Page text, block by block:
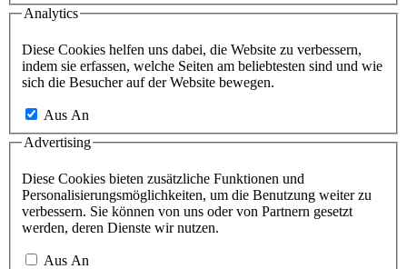
Analytics
Diese Cookies helfen uns dabei, die Website zu verbessern,
indem sie erfassen, welche Seiten am beliebtesten sind und wie
sich die Besucher auf der Website bewegen.
Aus An
Advertising
Diese Cookies bieten zusätzliche Funktionen und
Personalisierungsmöglichkeiten, um die Benutzung weiter zu
verbessern. Sie können von uns oder von Partnern gesetzt
werden, deren Dienste wir nutzen.
Aus An